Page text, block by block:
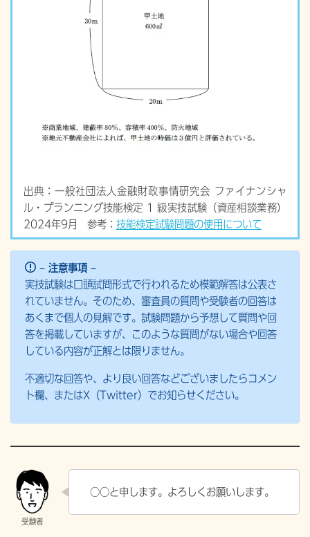
出典：一般社団法人金融財政事情研究会 ファイナンシャ
ル・プランニング技能検定 1 級実技試験（資産相談業務）
2024年9月 参考： 技能検定試験問題の使用について
– 注意事項 –
実技試験は口頭試問形式で行われるため模範解答は公表さ
れていません。そのため、審査員の質問や受験者の回答は
あくまで個人の見解です。試験問題から予想して質問や回
答を掲載していますが、このような質問がない場合や回答
している内容が正解とは限りません。
不適切な回答や、より良い回答などございましたらコメン
ト欄、またはX（Twitter）でお知らせください。
○○と申します。よろしくお願いします。